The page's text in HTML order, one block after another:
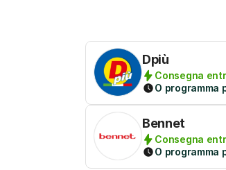
Dpiù
Consegna
O programma
Bennet
Consegna
O programma